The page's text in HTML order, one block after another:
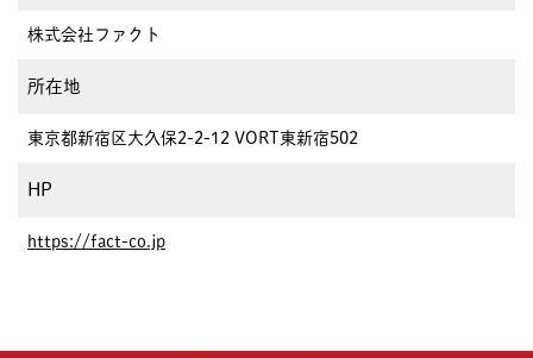
株式会社ファクト
所在地
東京都新宿区大久保2-2-12 VORT東新宿502
HP
https://fact-co.jp